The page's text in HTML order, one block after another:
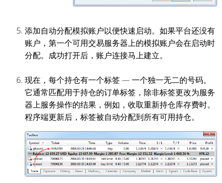
添加自动分配模拟账户以便快速启动。如果平台还没有
账户，第一个可用交易服务器上的模拟账户会在启动时
分配。成功打开后，账户连接马上建立。
现在，每个持仓有一个标签 — 一个独一无二的号码。
它通常匹配用于持仓的订单标签，除非标签更改为服务
器上服务操作的结果，例如，收取重新持仓库存费时。
程序端更新后，标签被自动分配到所有可用持仓。